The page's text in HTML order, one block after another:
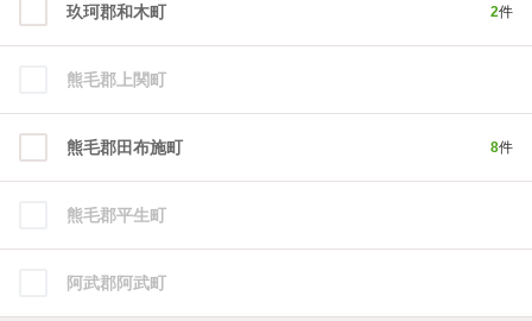
玖珂郡和木町 2件
熊毛郡上関町
熊毛郡田布施町 8件
熊毛郡平生町
阿武郡阿武町